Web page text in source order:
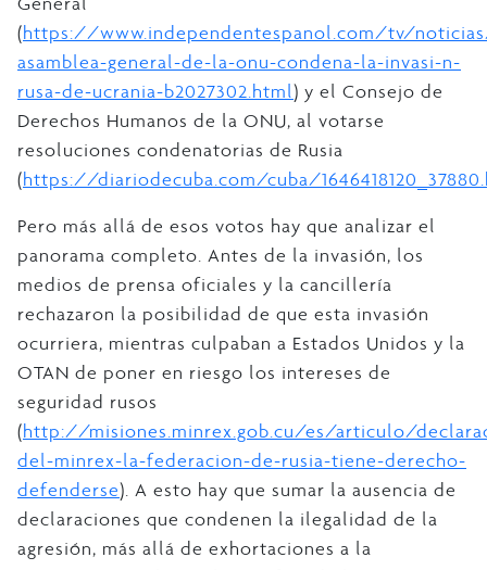
(https://www.independentespanol.com/tv/
asamblea-general-de-la-onu-condena-la-invasi-n-
rusa-de-ucrania-b2027302.html) y el Consejo de
Derechos Humanos de la ONU, al votarse
resoluciones condenatorias de Rusia
(https://diariodecuba.com/cuba/
Pero más allá de esos votos hay que analizar el
panorama completo. Antes de la invasión, los
medios de prensa oficiales y la cancillería
rechazaron la posibilidad de que esta invasión
ocurriera, mientras culpaban a Estados Unidos y la
OTAN de poner en riesgo los intereses de
seguridad rusos
(http://misiones.minrex.gob.cu/es/articulo/
del-minrex-la-federacion-de-rusia-tiene-derecho-
defenderse). A esto hay que sumar la ausencia de
declaraciones que condenen la ilegalidad de la
agresión, más allá de exhortaciones a la